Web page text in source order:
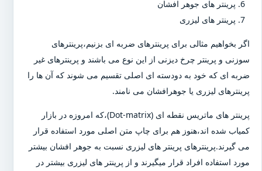
پرینتر های جوهر افشان
پرینتر های لیزری
اگر بخواهیم مثالی برای پرینترهای ضربه ای بزنیم،پرینترهای
سوزنی و پرینتر چرخ دیزنی از این نوع می باشند و پرینترهای غیر
ضربه ای که خود به دودسته ای اصلی تقسیم می شوند که آن ها را
پرینترهای لیزری یا جوهرافشان می نامند.
پرینتر های ماتریس نقطه ای (Dot-matrix)،که امروزه در بازار
کمیاب شده اند،هنوز هم برای چاپ متن اصلی مورد استفاده قرار
می گیرند.پرینترهای پرینتر های لیزری نسبت به جوهر افشان بیشتر
مورد استفاده افراد قرار میگیرند و از پرینتر های لیزری بیشتر در